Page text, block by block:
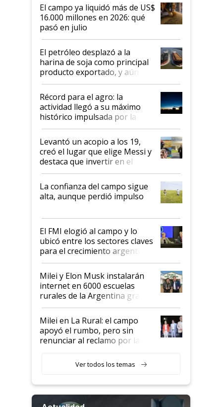
El campo ya liquidó más de US$
16.000 millones en 2026: qué
pasó en julio
El petróleo desplazó a la
harina de soja como principal
producto exportado, y aún así
el agro aportó casi seis de cada
diez dólares y sostuvo el
liderazgo en un semestre
récord
Récord para el agro: la
actividad llegó a su máximo
histórico impulsada por la
cosecha y las exportaciones
Levantó un acopio a los 19,
creó el lugar que elige Messi y
destaca que invertir en el
kirchnerismo era como "darle
plata a un hijo para droga":
Juan Félix Rossetti, el libertario
que de una dura crisis salió
de Milei
La confianza del campo sigue
alta, aunque perdió impulso
El FMI elogió al campo y lo
ubicó entre los sectores claves
para el crecimiento argentino
Milei y Elon Musk instalarán
internet en 6000 escuelas
rurales de la Argentina gracias
a un acuerdo con Starlink
Milei en La Rural: el campo
apoyó el rumbo, pero sin
renunciar al reclamo por las
Ver todos los temas